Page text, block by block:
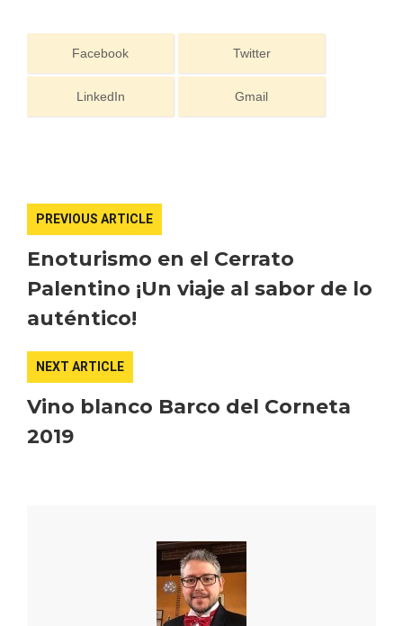
Facebook Twitter
LinkedIn Gmail
PREVIOUS ARTICLE
Enoturismo en el Cerrato
Palentino ¡Un viaje al sabor de lo
auténtico!
NEXT ARTICLE
Vino blanco Barco del Corneta
2019
Fermoselle, ella la bella, el balcón de los